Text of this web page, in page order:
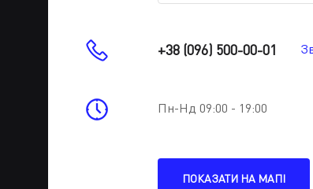
+38 (096) 500-00-01
Пн-Нд 09:00 - 19:00
ПОКАЗАТИ НА МАПІ